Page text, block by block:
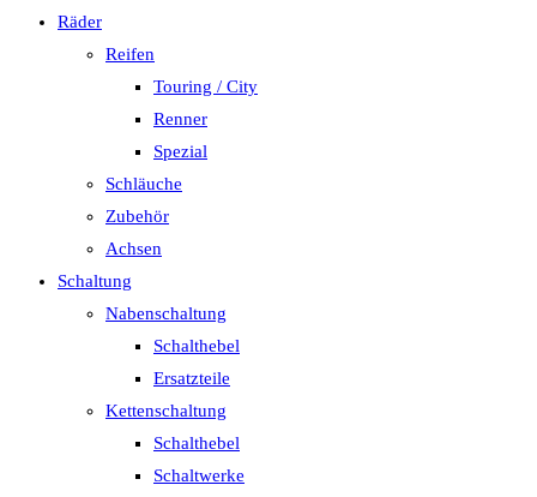
Räder
Reifen
Touring / City
Renner
Spezial
Schläuche
Zubehör
Achsen
Schaltung
Nabenschaltung
Schalthebel
Ersatzteile
Kettenschaltung
Schalthebel
Schaltwerke